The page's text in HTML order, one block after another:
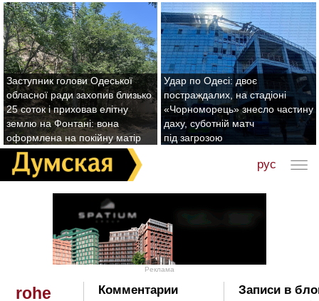
Заступник голови Одеської
обласної ради захопив близько
25 соток і приховав елітну
землю на Фонтані: вона
оформлена на покійну матір
Удар по Одесі: двоє
постраждалих, на стадіоні
«Чорноморець» знесло частину
даху, суботній матч
під загрозою
рус
Реклама
rohe
Комментарии
Записи в